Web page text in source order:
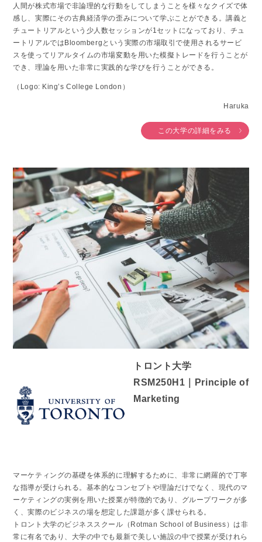
人間が株式市場で非論理的な行動をしてしまうことを様々なクイズで体
感し、実際にその古典経済学の歪みについて学ぶことができる。講義と
チュートリアルという少人数セッションが1セットになっており、チュ
ートリアルではBloombergという実際の市場取引で使用されるサービ
スを使ってリアルタイムの市場変動を用いた模擬トレードを行うことが
でき、理論を用いた非常に実践的な学びを行うことができる。
（Logo: King’s College London）
Haruka
この大学の詳細をみる
トロント大学
RSM250H1｜Principle of
Marketing
マーケティングの基礎を体系的に理解するために、非常に網羅的で丁寧
な指導が受けられる。基本的なコンセプトや理論だけでなく、現代のマ
ーケティングの実例を用いた授業が特徴的であり、グループワークが多
く、実際のビジネスの場を想定した課題が多く課せられる。
トロント大学のビジネススクール（Rotman School of Business）は非
常に有名であり、大学の中でも最新で美しい施設の中で授業が受けれら